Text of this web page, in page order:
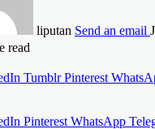
liputan Send an email
read
Tumblr Pinterest
Pinterest WhatsApp